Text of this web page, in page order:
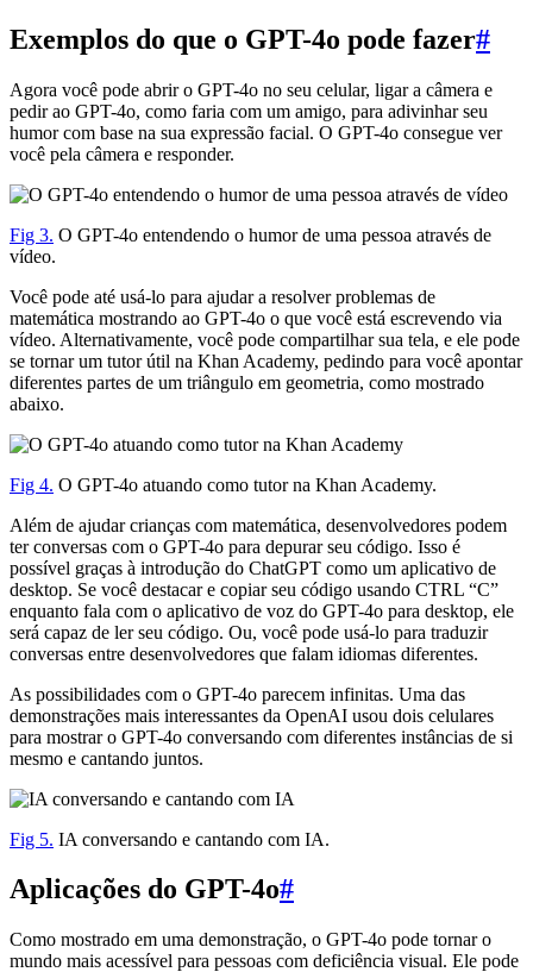
Exemplos do que o GPT-4o pode fazer#
Agora você pode abrir o GPT-4o no seu celular, ligar a câmera e
pedir ao GPT-4o, como faria com um amigo, para adivinhar seu
humor com base na sua expressão facial. O GPT-4o consegue ver
você pela câmera e responder.
Fig 3. O GPT-4o entendendo o humor de uma pessoa através de
vídeo.
Você pode até usá-lo para ajudar a resolver problemas de
matemática mostrando ao GPT-4o o que você está escrevendo via
vídeo. Alternativamente, você pode compartilhar sua tela, e ele pode
se tornar um tutor útil na Khan Academy, pedindo para você apontar
diferentes partes de um triângulo em geometria, como mostrado
abaixo.
Fig 4. O GPT-4o atuando como tutor na Khan Academy.
Além de ajudar crianças com matemática, desenvolvedores podem
ter conversas com o GPT-4o para depurar seu código. Isso é
possível graças à introdução do ChatGPT como um aplicativo de
desktop. Se você destacar e copiar seu código usando CTRL “C”
enquanto fala com o aplicativo de voz do GPT-4o para desktop, ele
será capaz de ler seu código. Ou, você pode usá-lo para traduzir
conversas entre desenvolvedores que falam idiomas diferentes.
As possibilidades com o GPT-4o parecem infinitas. Uma das
demonstrações mais interessantes da OpenAI usou dois celulares
para mostrar o GPT-4o conversando com diferentes instâncias de si
mesmo e cantando juntos.
Fig 5. IA conversando e cantando com IA.
Aplicações do GPT-4o#
Como mostrado em uma demonstração, o GPT-4o pode tornar o
mundo mais acessível para pessoas com deficiência visual. Ele pode